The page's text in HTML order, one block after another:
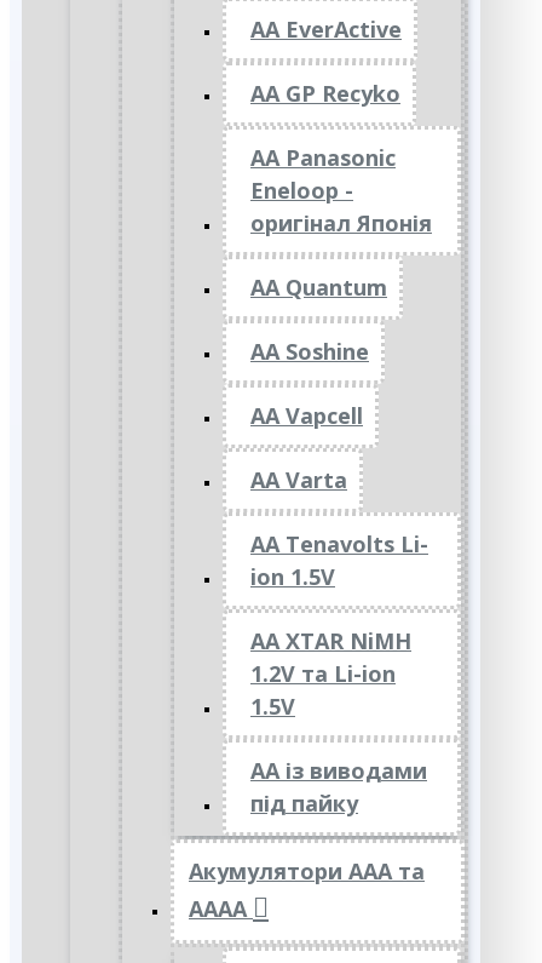
AA EverActive
AA GP Recyko
AA Panasonic
Eneloop -
оригінал Японія
AA Quantum
AA Soshine
AA Vapcell
AA Varta
AA Tenavolts Li-
ion 1.5V
AA XTAR NiMH
1.2V та Li-ion
1.5V
АА із виводами
під пайку
Акумулятори ААА та
АААА